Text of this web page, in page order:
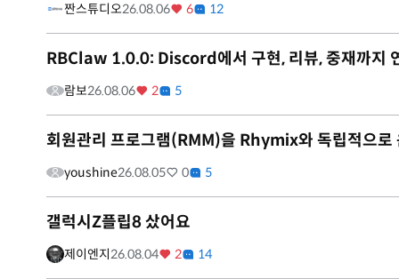
짠스튜디오26.08.06 6 12
RBClaw 1.0.0: Discord에서 구현, 리뷰, 중재까지
람보26.08.06 2 5
회원관리 프로그램(RMM)을 Rhymix와 독립적으로
youshine26.08.05 0 5
갤럭시Z플립8 샀어요
제이엔지26.08.04 2 14